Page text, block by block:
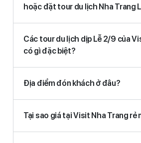
hoặc đặt tour du lịch Nha Trang
Các tour du lịch dịp Lễ 2/9 của
có gì đặc biệt?
Địa điểm đón khách ở đâu?
Tại sao giá tại Visit Nha Trang rẻ